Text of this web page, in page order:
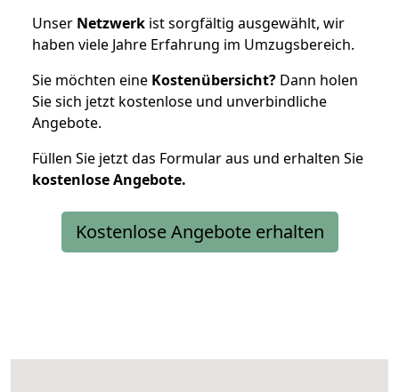
Unser Netzwerk ist sorgfältig ausgewählt, wir
haben viele Jahre Erfahrung im Umzugsbereich.
Sie möchten eine Kostenübersicht? Dann holen
Sie sich jetzt kostenlose und unverbindliche
Angebote.
Füllen Sie jetzt das Formular aus und erhalten Sie
kostenloseAngebote.
Kostenlose Angebote erhalten